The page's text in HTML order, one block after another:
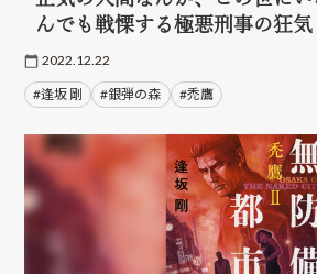
んでも戦慄する極悪刑事の狂気
2022.12.22
#逢坂 剛 #銀弾の森 #禿鷹